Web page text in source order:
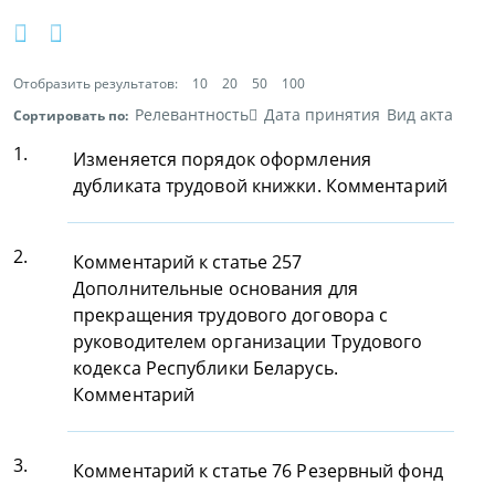
Отобразить результатов: 10 20 50
100
Сортировать по: Релевантность Дата принятия Вид акта
1.
Изменяется порядок оформления
дубликата трудовой книжки. Комментарий
2.
Комментарий к статье 257
Дополнительные основания для
прекращения трудового договора с
руководителем организации Трудового
кодекса Республики Беларусь.
Комментарий
3.
Комментарий к статье 76 Резервный фонд